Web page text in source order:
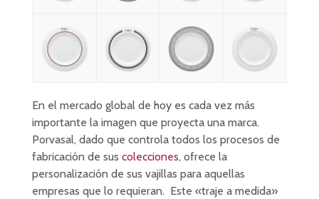
En el mercado global de hoy es cada vez más
importante la imagen que proyecta una marca.
Porvasal, dado que controla todos los procesos de
fabricación de sus colecciones, ofrece la
personalización de sus vajillas para aquellas
empresas que lo requieran. Este «traje a medida»